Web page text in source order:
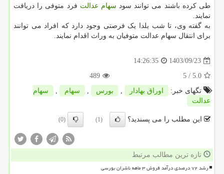
طی کرده باشند می توانند سود سهام عدالت فرد متوفی را دریافت
نمایند.
به گفته وی، تا شب یلدا یک فرصتی وجود دارد که افراد می توانند
برای انتقال سهام عدالت متوفیان به وراث اقدام نمایند.
1403/09/23
14:26:35
5.0
/ 5
489
تگهای خبر:
اوراق بهادار , بورس , سهام ,
سهام
عدالت
این مطلب را می پسندید؟ (1)
(0)
تازه ترین مطالب مرتبط
رشد ۷۲ درصدی درآمد فروش ۳ ماهه ناشران بورسی